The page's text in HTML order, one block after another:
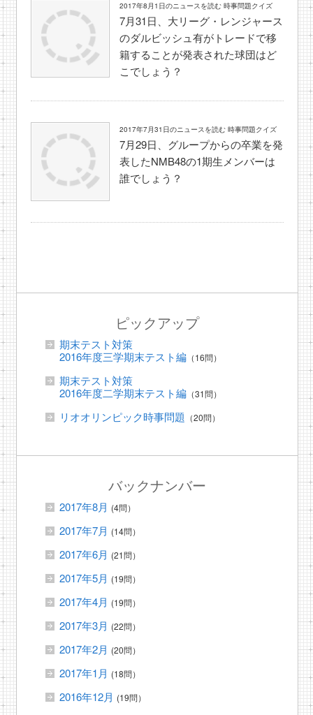
2017年8月1日のニュースを読む 時事問題クイズ
7月31日、大リーグ・レンジャース
のダルビッシュ有がトレードで移
籍することが発表された球団はど
こでしょう？
2017年7月31日のニュースを読む 時事問題クイズ
7月29日、グループからの卒業を発
表したNMB48の1期生メンバーは
誰でしょう？
ピックアップ
期末テスト対策
2016年度三学期末テスト編（16問）
期末テスト対策
2016年度二学期末テスト編（31問）
リオオリンピック時事問題 （20問）
バックナンバー
2017年8月 (4問）
2017年7月 (14問）
2017年6月 (21問）
2017年5月 (19問）
2017年4月 (19問）
2017年3月 (22問）
2017年2月 (20問）
2017年1月 (18問）
2016年12月 (19問）